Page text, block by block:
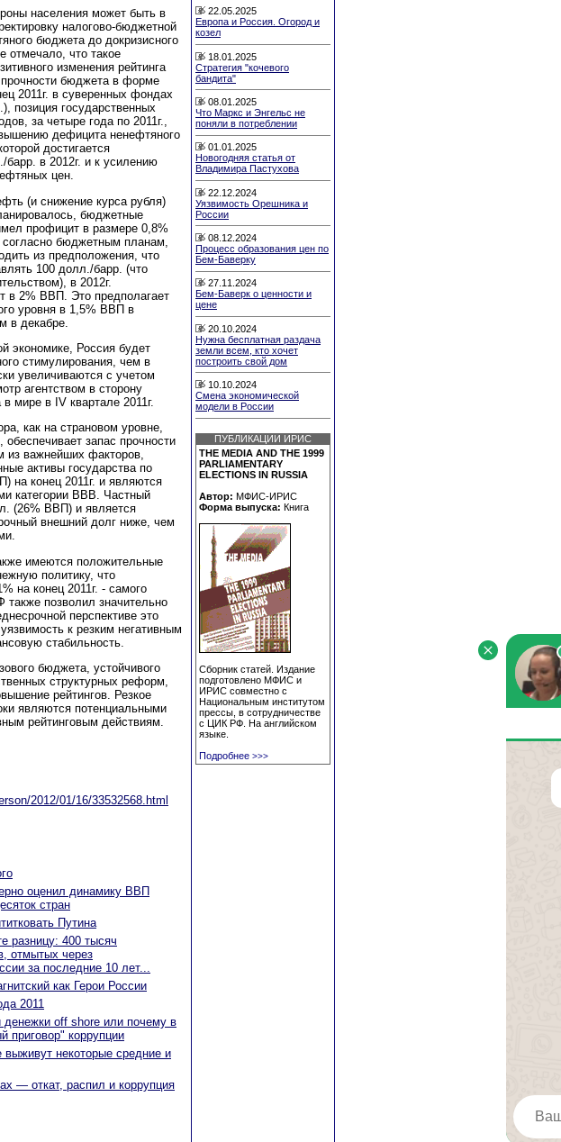
населения может быть в
налогово-бюджетной
бюджета до докризисного
отмечало, что такое
изменения рейтинга
бюджета в форме
2011г. в суверенных фондах
позиция государственных
за четыре года по 2011г.,
дефицита ненефтяного
достигается
в 2012г. и к усилению
цен.
(и снижение курса рубля)
бюджетные
профицит в размере 0,8%
бюджетным планам,
из предположения, что
100 долл./барр. (что
в 2012г.
в 2% ВВП. Это предполагает
уровня в 1,5% ВВП в
в декабре.
экономике, Россия будет
стимулирования, чем в
увеличиваются с учетом
агентством в сторону
мире в IV квартале 2011г.
как на страновом уровне,
запас прочности
из важнейших факторов,
активы государства по
на конец 2011г. и являются
категории BBB. Частный
(26% ВВП) и является
внешний долг ниже, чем
имеются положительные
политику, что
на конец 2011г. - самого
также позволил значительно
перспективе это
к резким негативным
стабильность.
бюджета, устойчивого
структурных реформ,
рейтингов. Резкое
являются потенциальными
рейтинговым действиям.
2012/01/16/33532568.html
оценил динамику ВВП
стран
Путина
разницу: 400 тысяч
отмытых через
за последние 10 лет...
как Герои России
2011
off shore или почему в
приговор" коррупции
некоторые средние и
— откат, распил и коррупция
22.05.2025
Европа и Россия. Огород и
козел
18.01.2025
Стратегия "кочевого
бандита"
08.01.2025
Что Маркс и Энгельс не
поняли в потреблении
01.01.2025
Новогодняя статья от
Владимира Пастухова
22.12.2024
Уязвимость Орешника и
России
08.12.2024
Процесс образования цен по
Бем-Баверку
27.11.2024
Бем-Баверк о ценности и
цене
20.10.2024
Нужна бесплатная раздача
земли всем, кто хочет
построить свой дом
10.10.2024
Смена экономической
модели в России
ПУБЛИКАЦИИ ИРИС
THE MEDIA AND THE 1999
PARLIAMENTARY
ELECTIONS IN RUSSIA
Автор: МФИС-ИРИС
Форма выпуска: Книга
Сборник статей. Издание
подготовлено МФИС и
ИРИС совместно с
Национальным институтом
прессы, в сотрудничестве
с ЦИК РФ. На английском
языке.
Подробнее >>>